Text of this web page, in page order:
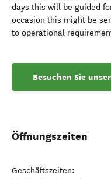
days this will be guided
occasion this might be
to operational
Besuchen Sie
Öffnungszeiten
Geschäftszeiten: